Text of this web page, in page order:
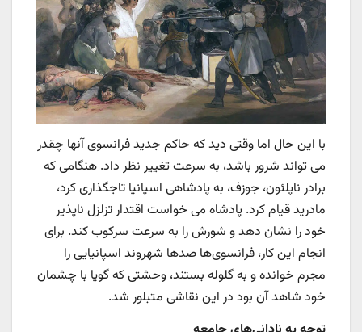
با این حال اما وقتی دید که حاکم جدید فرانسوی آنها چقدر
می تواند شرور باشد، به سرعت تغییر نظر داد. هنگامی که
برادر ناپلئون، جوزف، به پادشاهی اسپانیا تاجگذاری کرد،
مادرید قیام کرد. پادشاه می خواست اقتدار تزلزل ناپذیر
خود را نشان دهد و شورش را به سرعت سرکوب کند. برای
انجام این کار، فرانسوی‌ها صدها شهروند اسپانیایی را
مجرم خوانده و به گلوله بستند، وحشتی که گویا با چشمان
خود شاهد آن بود در این نقاشی متبلور شد.